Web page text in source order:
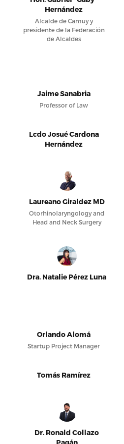
Hernández
Alcalde de Camuy y
presidente de la Federación
de Alcaldes
Jaime Sanabria
Professor of Law
Lcdo Josué Cardona
Hernández
Laureano Giraldez MD
Otorhinolaryngology and
Head and Neck Surgery
Dra. Natalie Pérez Luna
Orlando Alomá
Startup Project Manager
Tomás Ramírez
Dr. Ronald Collazo
Pagán